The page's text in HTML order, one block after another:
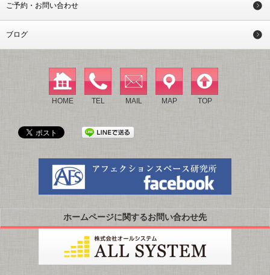
ご予約・お問い合わせ
ブログ
HOME TEL MAIL MAP TOP
ホームページに関するお問い合わせ先